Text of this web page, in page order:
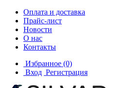
Оплата и доставка
Прайс-лист
Новости
О нас
Контакты
Избранное (0)
Вход Регистрация